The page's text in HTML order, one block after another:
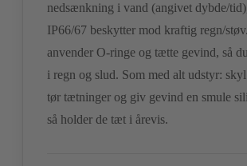
nedsænkning i vand (angivet dybde/
IP66/67 beskytter mod kraftig regn/
anvender O-ringe og tætte gevind, så
i regn og slud. Som med alt udstyr:
tør tætninger og giv gevind en smule
så holder de tæt i årevis.